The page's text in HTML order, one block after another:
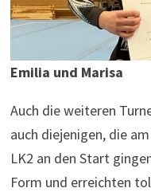
Emilia und Marisa
Auch die weiteren
auch diejenigen, die
LK2 an den Start
Form und erreichten